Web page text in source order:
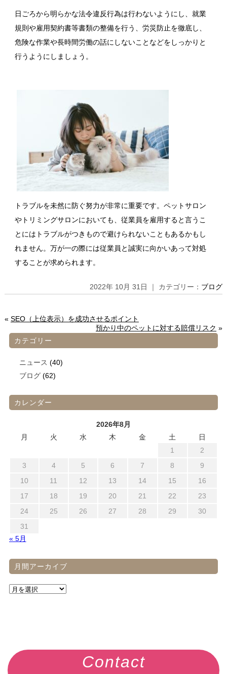
日ごろから明らかな法令違反行為は行わないようにし、就業
規則や雇用契約書等書類の整備を行う、労災防止を徹底し、
危険な作業や長時間労働の話にしないことなどをしっかりと
行うようにしましょう。
トラブルを未然に防ぐ努力が非常に重要です。ペットサロン
やトリミングサロンにおいても、従業員を雇用すると言うこ
とにはトラブルがつきもので避けられないこともあるかもし
れません。万が一の際には従業員と誠実に向かいあって対処
することが求められます。
2022年 10月 31日 ｜ カテゴリー： ブログ
« SEO（上位表示）を成功させるポイント
預かり中のペットに対する賠償リスク »
カテゴリー
ニュース (40)
ブログ(62)
カレンダー
2026年8月
月
火 水 木 金 土
日
1
2
3
4 5 6 7 8
9
10
11 12 13 14 15
16
17
18 19 20 21 22
23
24
25 26 27 28 29
30
31
« 5月
月間アーカイブ
Contact